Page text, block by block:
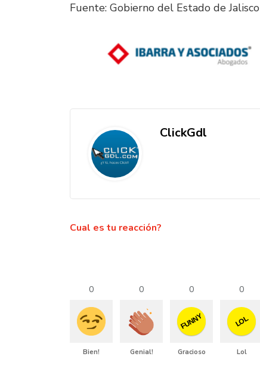
Fuente: Gobierno del Estado de Jalisco
ClickGdl
Cual es tu reacción?
0
Bien!
0
Genial!
0
FUNNY
Gracioso
0
LOL
Lol